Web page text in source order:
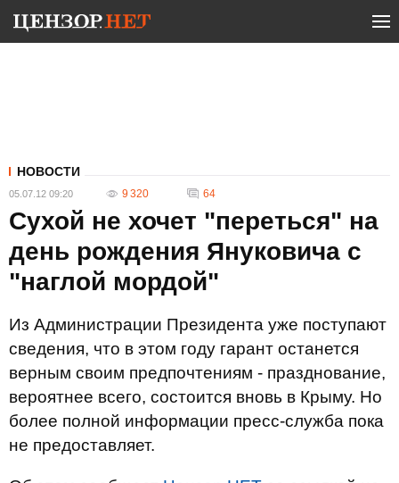
НОВОСТИ
05.07.12 09:20 9 320 64
Сухой не хочет "переться" на
день рождения Януковича с
"наглой мордой"
Из Администрации Президента уже поступают
сведения, что в этом году гарант останется
верным своим предпочтениям - празднование,
вероятнее всего, состоится вновь в Крыму. Но
более полной информации пресс-служба пока
не предоставляет.